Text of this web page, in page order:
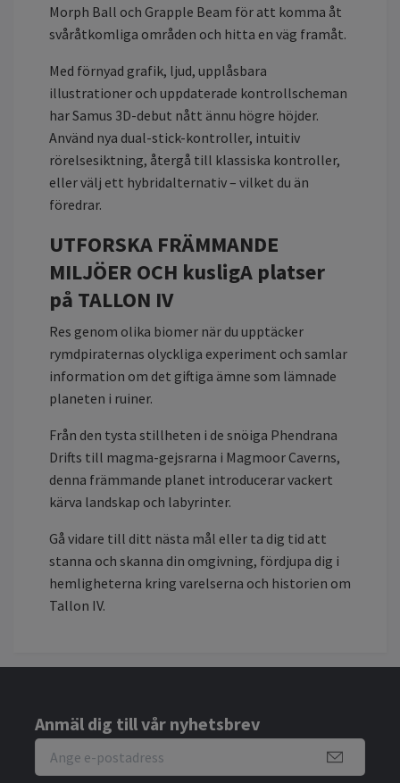
Morph Ball och Grapple Beam för att komma åt
svåråtkomliga områden och hitta en väg framåt.
Med förnyad grafik, ljud, upplåsbara
illustrationer och uppdaterade kontrollscheman
har Samus 3D-debut nått ännu högre höjder.
Använd nya dual-stick-kontroller, intuitiv
rörelsesiktning, återgå till klassiska kontroller,
eller välj ett hybridalternativ – vilket du än
föredrar.
UTFORSKA FRÄMMANDE
MILJÖER OCH kusligA platser
på TALLON IV
Res genom olika biomer när du upptäcker
rymdpiraternas olyckliga experiment och samlar
information om det giftiga ämne som lämnade
planeten i ruiner.
Från den tysta stillheten i de snöiga Phendrana
Drifts till magma-gejsrarna i Magmoor Caverns,
denna främmande planet introducerar vackert
kärva landskap och labyrinter.
Gå vidare till ditt nästa mål eller ta dig tid att
stanna och skanna din omgivning, fördjupa dig i
hemligheterna kring varelserna och historien om
Tallon IV.
Anmäl dig till vår nyhetsbrev